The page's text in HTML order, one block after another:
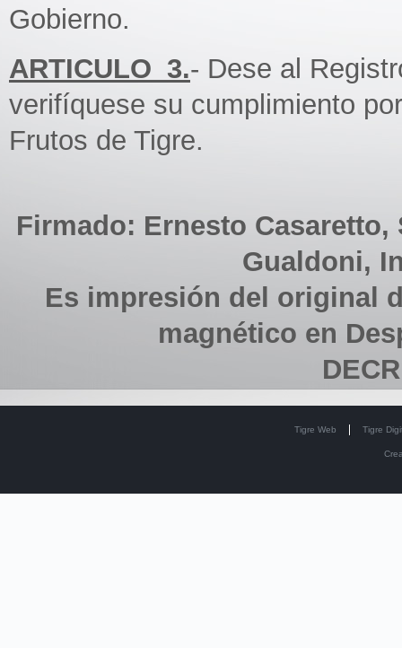
Gobierno.
ARTICULO_3.- Dese al
verifíquese su cumplimiento
Frutos de Tigre.
Firmado: Ernesto
Gualdoni,
Es impresión del original
magnético en
Tigre Web Tigre